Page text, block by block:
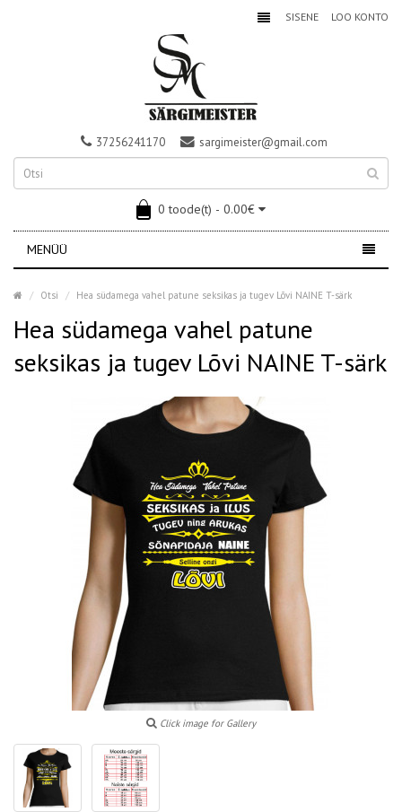
SISENE LOO KONTO
37256241170 sargimeister@gmail.com
0 toode(t) - 0.00€
MENÜÜ
Otsi Hea südamega vahel patune seksikas ja tugev Lõvi NAINE T-särk
Hea südamega vahel patune
seksikas ja tugev Lõvi NAINE T-särk
Click image for Gallery